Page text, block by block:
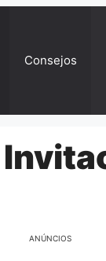
Consejos
ANÚNCIOS